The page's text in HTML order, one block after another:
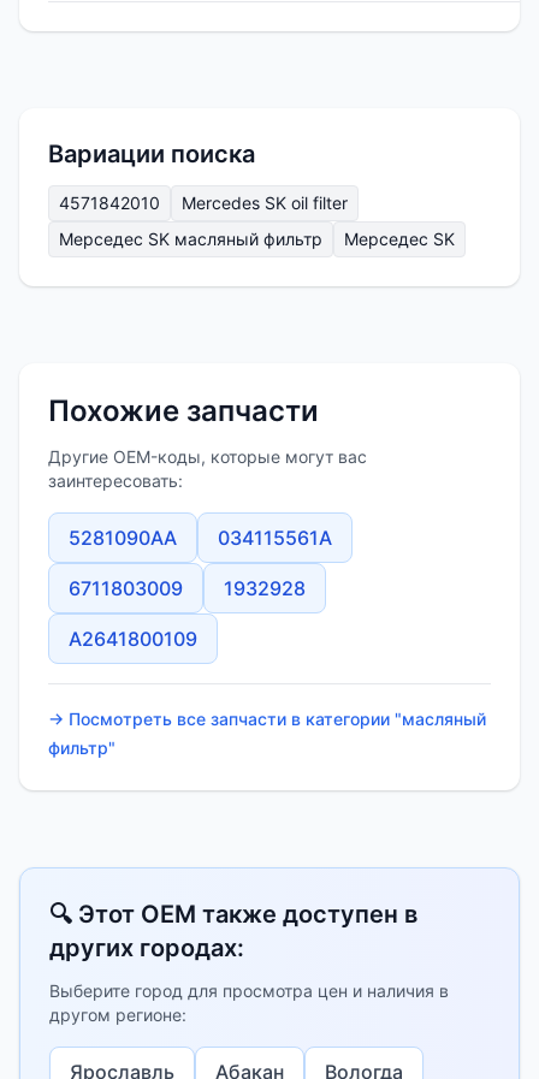
Вариации поиска
4571842010
Mercedes SK oil filter
Мерседес SK масляный фильтр
Мерседес SK
Похожие запчасти
Другие OEM-коды, которые могут вас
заинтересовать:
5281090AA 034115561A
6711803009 1932928
A2641800109
→ Посмотреть все запчасти в категории "масляный
фильтр"
🔍 Этот OEM также доступен в
других городах:
Выберите город для просмотра цен и наличия в
другом регионе:
Ярославль Абакан Вологда